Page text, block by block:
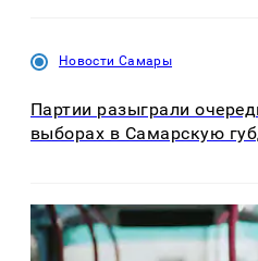
Новости Самары
Партии разыграли
выборах в Самарскую